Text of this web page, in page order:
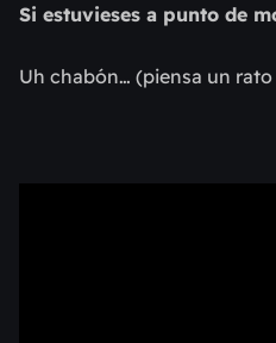
Si estuvieses a punto de
Uh chabón… (piensa un rato